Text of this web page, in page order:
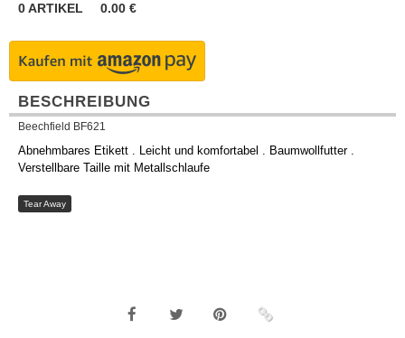
0ARTIKEL 0.00 €
BESCHREIBUNG
Beechfield BF621
Abnehmbares Etikett . Leicht und komfortabel . Baumwollfutter .
Verstellbare Taille mit Metallschlaufe
Tear Away